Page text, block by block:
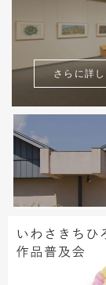
さらに詳し